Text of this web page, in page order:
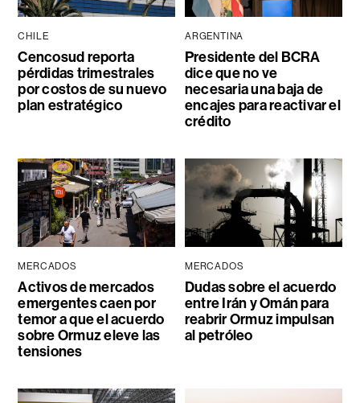
CHILE
Cencosud reporta
pérdidas trimestrales
por costos de su nuevo
plan estratégico
ARGENTINA
Presidente del BCRA
dice que no ve
necesaria una baja de
encajes para reactivar el
crédito
MERCADOS
Activos de mercados
emergentes caen por
temor a que el acuerdo
sobre Ormuz eleve las
tensiones
MERCADOS
Dudas sobre el acuerdo
entre Irán y Omán para
reabrir Ormuz impulsan
al petróleo